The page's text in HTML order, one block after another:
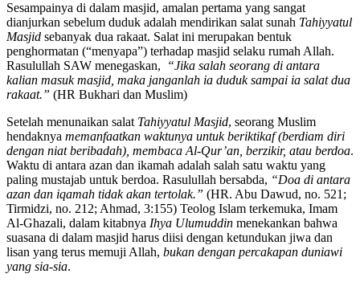
Sesampainya di dalam masjid, amalan pertama yang sangat
dianjurkan sebelum duduk adalah mendirikan salat sunah Tahiyyatul
Masjid sebanyak dua rakaat. Salat ini merupakan bentuk
penghormatan (“menyapa”) terhadap masjid selaku rumah Allah.
Rasulullah SAW menegaskan,
“Jika salah seorang di antara
kalian masuk masjid, maka janganlah ia duduk sampai ia salat dua
rakaat.” (HR Bukhari dan Muslim)
Setelah menunaikan salat Tahiyyatul Masjid, seorang Muslim
hendaknya memanfaatkan waktunya untuk beriktikaf (berdiam diri
dengan niat beribadah), membaca Al-Qur’an, berzikir, atau berdoa.
Waktu di antara azan dan ikamah adalah salah satu waktu yang
paling mustajab untuk berdoa. Rasulullah bersabda, “Doa di antara
azan dan iqamah tidak akan tertolak.” (HR. Abu Dawud, no. 521;
Tirmidzi, no. 212; Ahmad, 3:155) Teolog Islam terkemuka, Imam
Al-Ghazali, dalam kitabnya Ihya Ulumuddin menekankan bahwa
suasana di dalam masjid harus diisi dengan ketundukan jiwa dan
lisan yang terus memuji Allah, bukan dengan percakapan duniawi
yang sia-sia.